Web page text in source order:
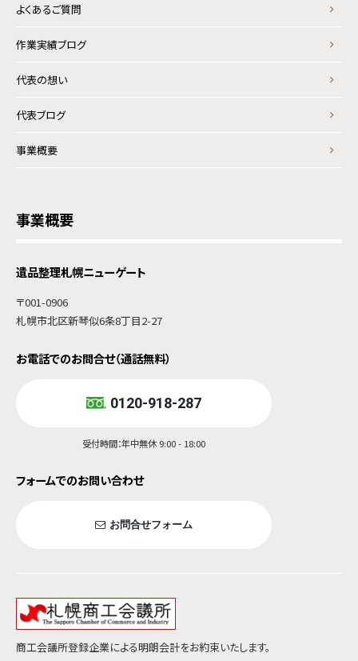
よくあるご質問
作業実績ブログ
代表の想い
代表ブログ
事業概要
事業概要
遺品整理札幌ニューゲート
〒001-0906
札幌市北区新琴似6条8丁目2-27
お電話でのお問合せ（通話無料）
0120-918-287
受付時間：年中無休 9:00 - 18:00
フォームでのお問い合わせ
お問合せフォーム
商工会議所登録企業による明朗会計をお約束いたします。